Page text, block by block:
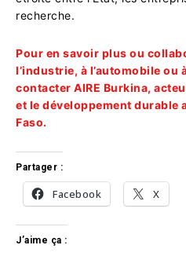
recherche.
Pour en savoir plus ou
l’industrie, à l’automobile ou
contacter AIRE Burkina,
et le développement durable
Faso.
Partager :
Facebook X
J’aime ça :